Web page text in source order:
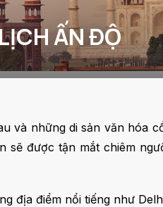
ẤN ĐỘ
và những di sản văn hóa
được tận mắt chiêm
địa điểm nổi tiếng như